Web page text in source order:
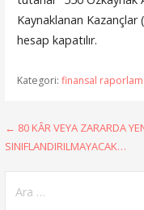
Kaynaklanan Kazançlar
hesap kapatılır.
Kategori: finansal
Yazı
← 80 KÂR VEYA ZARARDA
SINIFLANDIRILMAYACAK…